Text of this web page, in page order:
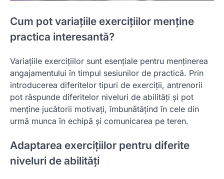
Cum pot variațiile exercițiilor menține
practica interesantă?
Variațiile exercițiilor sunt esențiale pentru menținerea
angajamentului în timpul sesiunilor de practică. Prin
introducerea diferitelor tipuri de exerciții, antrenorii
pot răspunde diferitelor niveluri de abilități și pot
menține jucătorii motivați, îmbunătățind în cele din
urmă munca în echipă și comunicarea pe teren.
Adaptarea exercițiilor pentru diferite
niveluri de abilități